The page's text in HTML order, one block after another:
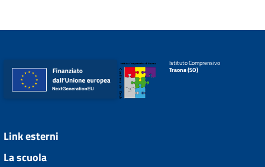
Istituto Comprensivo
Traona (SO)
Link esterni
La scuola